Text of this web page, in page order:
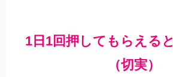
1日1回押してもらえる
（切実）